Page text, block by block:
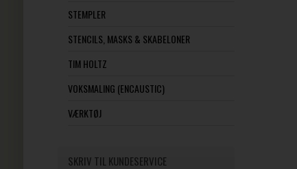
STEMPLER
STENCILS, MASKS & SKABELONER
TIM HOLTZ
VOKSMALING (ENCAUSTIC)
VÆRKTØJ
SKRIV TIL KUNDESERVICE